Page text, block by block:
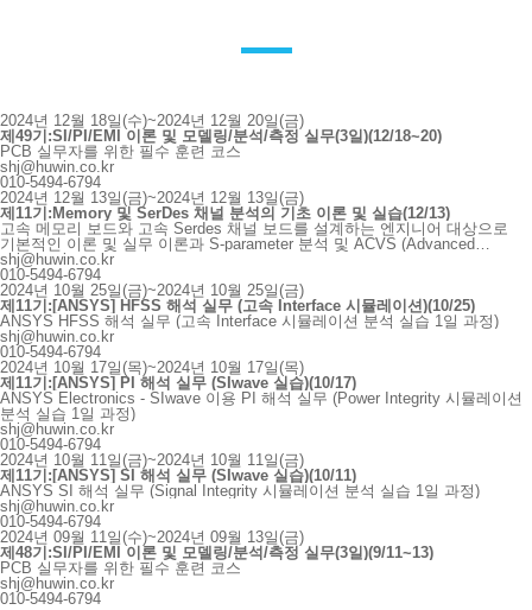
2024년 12월 18일(수)~2024년 12월 20일(금)
제49기:SI/PI/EMI 이론 및 모델링/분석/측정 실무(3일)(12/18~20)
PCB 실무자를 위한 필수 훈련 코스
shj@huwin.co.kr
010-5494-6794
2024년 12월 13일(금)~2024년 12월 13일(금)
제11기:Memory 및 SerDes 채널 분석의 기초 이론 및 실습(12/13)
고속 메모리 보드와 고속 Serdes 채널 보드를 설계하는 엔지니어 대상으로
기본적인 이론 및 실무 이론과 S-parameter 분석 및 ACVS (Advanced
Channel Verification System) 을 이용한 자동 채널 리포트 추출 실습의
교육입니다.
shj@huwin.co.kr
010-5494-6794
2024년 10월 25일(금)~2024년 10월 25일(금)
제11기:[ANSYS] HFSS 해석 실무 (고속 Interface 시뮬레이션)(10/25)
ANSYS HFSS 해석 실무 (고속 Interface 시뮬레이션 분석 실습 1일 과정)
shj@huwin.co.kr
010-5494-6794
2024년 10월 17일(목)~2024년 10월 17일(목)
제11기:[ANSYS] PI 해석 실무 (SIwave 실습)(10/17)
ANSYS Electronics - SIwave 이용 PI 해석 실무 (Power Integrity 시뮬레이션
분석 실습 1일 과정)
shj@huwin.co.kr
010-5494-6794
2024년 10월 11일(금)~2024년 10월 11일(금)
제11기:[ANSYS] SI 해석 실무 (SIwave 실습)(10/11)
ANSYS SI 해석 실무 (Signal Integrity 시뮬레이션 분석 실습 1일 과정)
shj@huwin.co.kr
010-5494-6794
2024년 09월 11일(수)~2024년 09월 13일(금)
제48기:SI/PI/EMI 이론 및 모델링/분석/측정 실무(3일)(9/11~13)
PCB 실무자를 위한 필수 훈련 코스
shj@huwin.co.kr
010-5494-6794